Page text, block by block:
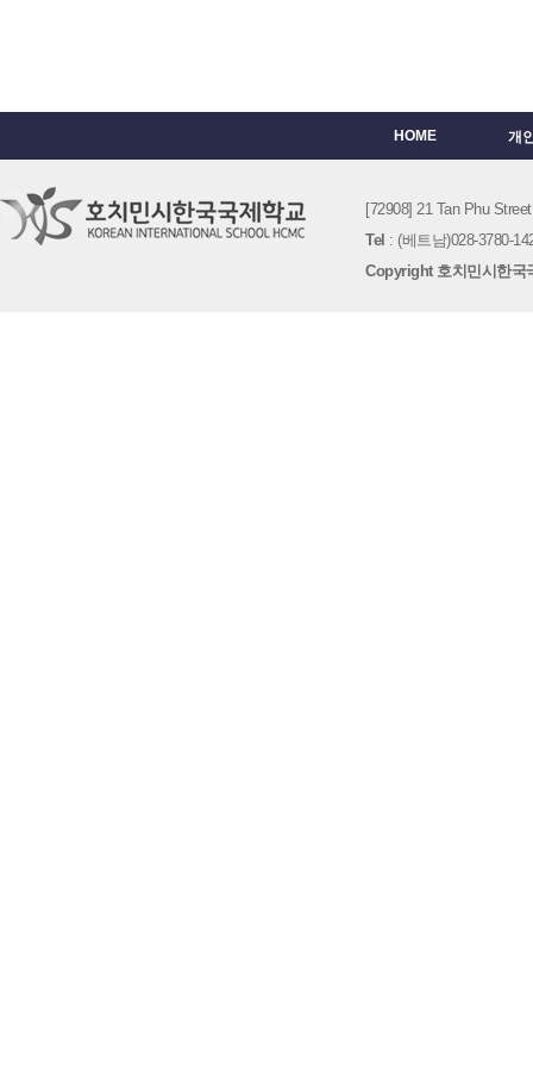
HOME 개
[72908] 21 Tan Phu
Tel : (베트남)028-3780-
Copyright 호치민시한국